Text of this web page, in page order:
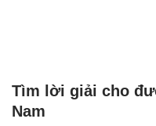
Tìm lời giải cho
Nam